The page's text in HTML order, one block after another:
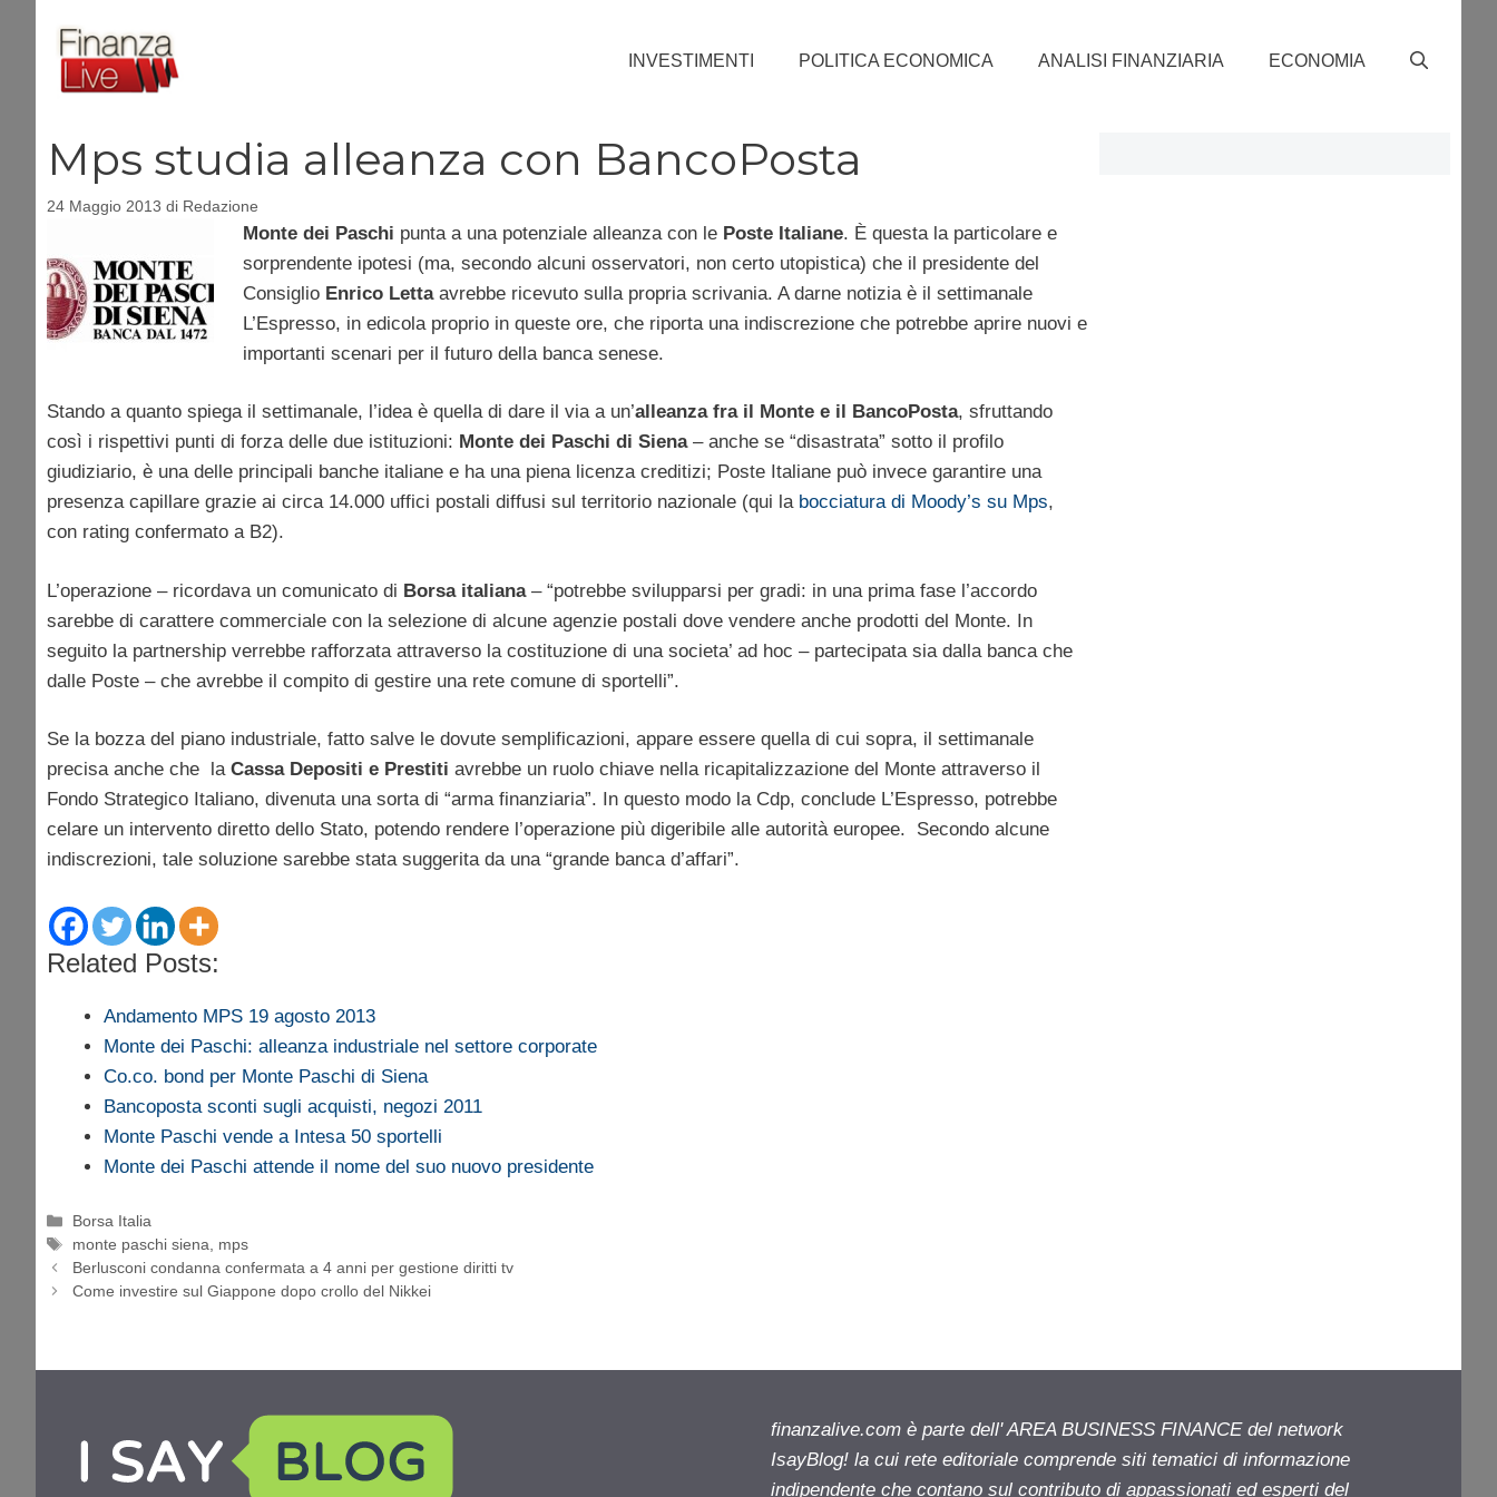
contenuto
INVESTIMENTI POLITICA ECONOMICA ANALISI FINANZIARIA ECONOMIA
Mps studia alleanza con BancoPosta
24 Maggio 2013 di Redazione
Monte dei Paschi punta a una potenziale alleanza con le Poste Italiane. È questa la particolare e
sorprendente ipotesi (ma, secondo alcuni osservatori, non certo utopistica) che il presidente del
Consiglio Enrico Lettaavrebbe ricevuto sulla propria scrivania. A darne notizia è il settimanale
L’Espresso, in edicola proprio in queste ore, che riporta una indiscrezione che potrebbe aprire nuovi e
importanti scenari per il futuro della banca senese.
Stando a quanto spiega il settimanale, l’idea è quella di dare il via a un’alleanza fra il Monte e il BancoPosta, sfruttando
così i rispettivi punti di forza delle due istituzioni: Monte dei Paschi di Siena– anche se “disastrata” sotto il profilo
giudiziario, è una delle principali banche italiane e ha una piena licenza creditizi; Poste Italiane può invece garantire una
presenza capillare grazie ai circa 14.000 uffici postali diffusi sul territorio nazionale (qui la bocciatura di Moody’s su Mps,
con rating confermato a B2).
L’operazione – ricordava un comunicato di Borsa italiana– “potrebbe svilupparsi per gradi: in una prima fase l’accordo
sarebbe di carattere commerciale con la selezione di alcune agenzie postali dove vendere anche prodotti del Monte. In
seguito la partnership verrebbe rafforzata attraverso la costituzione di una societa’ ad hoc – partecipata sia dalla banca che
dalle Poste – che avrebbe il compito di gestire una rete comune di sportelli”.
Se la bozza del piano industriale, fatto salve le dovute semplificazioni, appare essere quella di cui sopra, il settimanale
precisa anche che la Cassa Depositi e Prestiti avrebbe un ruolo chiave nella ricapitalizzazione del Monte attraverso il
Fondo Strategico Italiano, divenuta una sorta di “arma finanziaria”. In questo modo la Cdp, conclude L’Espresso, potrebbe
celare un intervento diretto dello Stato, potendo rendere l’operazione più digeribile alle autorità europee. Secondo alcune
indiscrezioni, tale soluzione sarebbe stata suggerita da una “grande banca d’affari”.
Related Posts:
Andamento MPS 19 agosto 2013
Monte dei Paschi: alleanza industriale nel settore corporate
Co.co. bond per Monte Paschi di Siena
Bancoposta sconti sugli acquisti, negozi 2011
Monte Paschi vende a Intesa 50 sportelli
Monte dei Paschi attende il nome del suo nuovo presidente
Categorie
Borsa Italia
Tag
monte paschi siena
mps
Berlusconi condanna confermata a 4 anni per gestione diritti tv
Come investire sul Giappone dopo crollo del Nikkei
finanzalive.com è parte dell' AREA BUSINESS FINANCE del network
IsayBlog! la cui rete editoriale comprende siti tematici di informazione
indipendente che contano sul contributo di appassionati ed esperti del